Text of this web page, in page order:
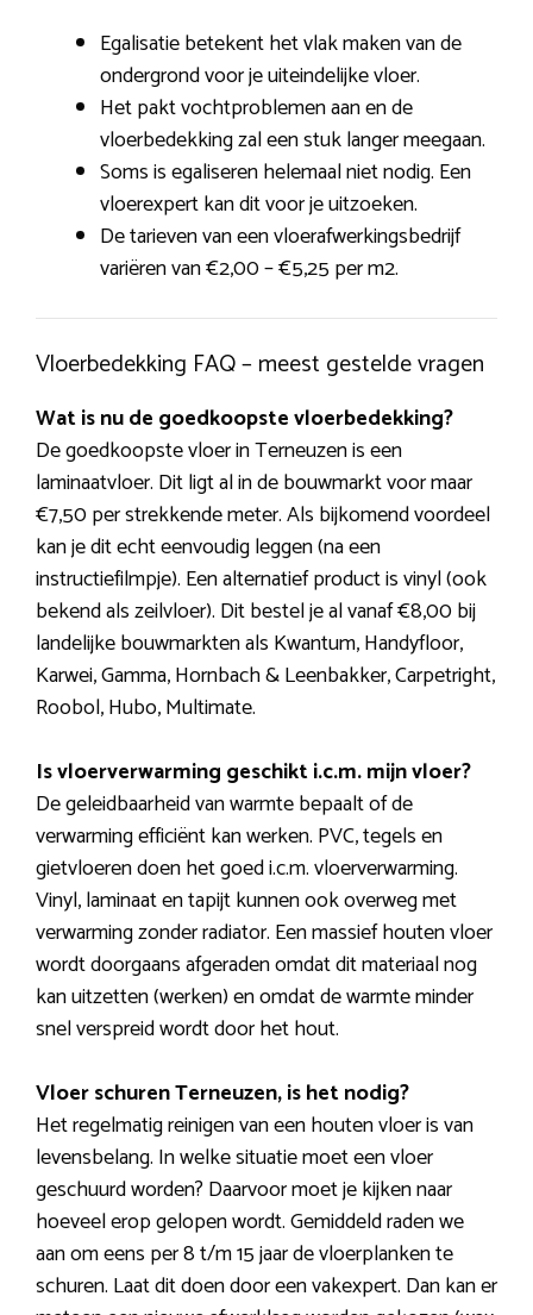
Egalisatie betekent het vlak maken van de
ondergrond voor je uiteindelijke vloer.
Het pakt vochtproblemen aan en de
vloerbedekking zal een stuk langer meegaan.
Soms is egaliseren helemaal niet nodig. Een
vloerexpert kan dit voor je uitzoeken.
De tarieven van een vloerafwerkingsbedrijf
variëren van €2,00 – €5,25 per m2.
Vloerbedekking FAQ – meest gestelde vragen
Wat is nu de goedkoopste vloerbedekking?
De goedkoopste vloer in Terneuzen is een
laminaatvloer. Dit ligt al in de bouwmarkt voor maar
€7,50 per strekkende meter. Als bijkomend voordeel
kan je dit echt eenvoudig leggen (na een
instructiefilmpje). Een alternatief product is vinyl (ook
bekend als zeilvloer). Dit bestel je al vanaf €8,00 bij
landelijke bouwmarkten als Kwantum, Handyfloor,
Karwei, Gamma, Hornbach & Leenbakker, Carpetright,
Roobol, Hubo, Multimate.
Is vloerverwarming geschikt i.c.m. mijn vloer?
De geleidbaarheid van warmte bepaalt of de
verwarming efficiënt kan werken. PVC, tegels en
gietvloeren doen het goed i.c.m. vloerverwarming.
Vinyl, laminaat en tapijt kunnen ook overweg met
verwarming zonder radiator. Een massief houten vloer
wordt doorgaans afgeraden omdat dit materiaal nog
kan uitzetten (werken) en omdat de warmte minder
snel verspreid wordt door het hout.
Vloer schuren Terneuzen, is het nodig?
Het regelmatig reinigen van een houten vloer is van
levensbelang. In welke situatie moet een vloer
geschuurd worden? Daarvoor moet je kijken naar
hoeveel erop gelopen wordt. Gemiddeld raden we
aan om eens per 8 t/m 15 jaar de vloerplanken te
schuren. Laat dit doen door een vakexpert. Dan kan er